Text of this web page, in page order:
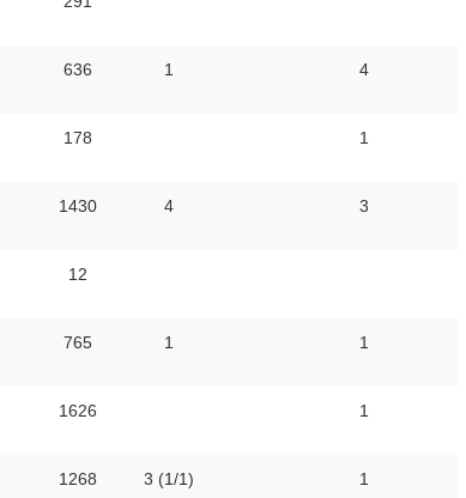
636 1 4
178 1
1430 4 3
12
765 1 1
1626 1
1268 3 (1/1) 1